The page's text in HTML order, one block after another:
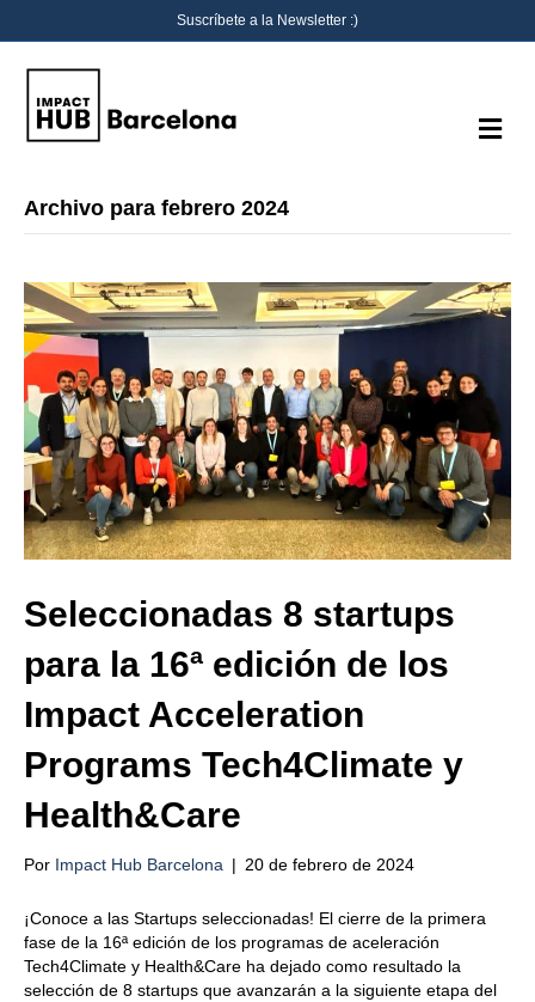
Suscríbete a la Newsletter :)
M
e
Archivo para febrero 2024
Seleccionadas 8 startups
para la 16ª edición de los
Impact Acceleration
Programs Tech4Climate y
Health&Care
Por Impact Hub Barcelona | 20 de febrero de 2024
¡Conoce a las Startups seleccionadas! El cierre de la primera
fase de la 16ª edición de los programas de aceleración
Tech4Climate y Health&Care ha dejado como resultado la
selección de 8 startups que avanzarán a la siguiente etapa del